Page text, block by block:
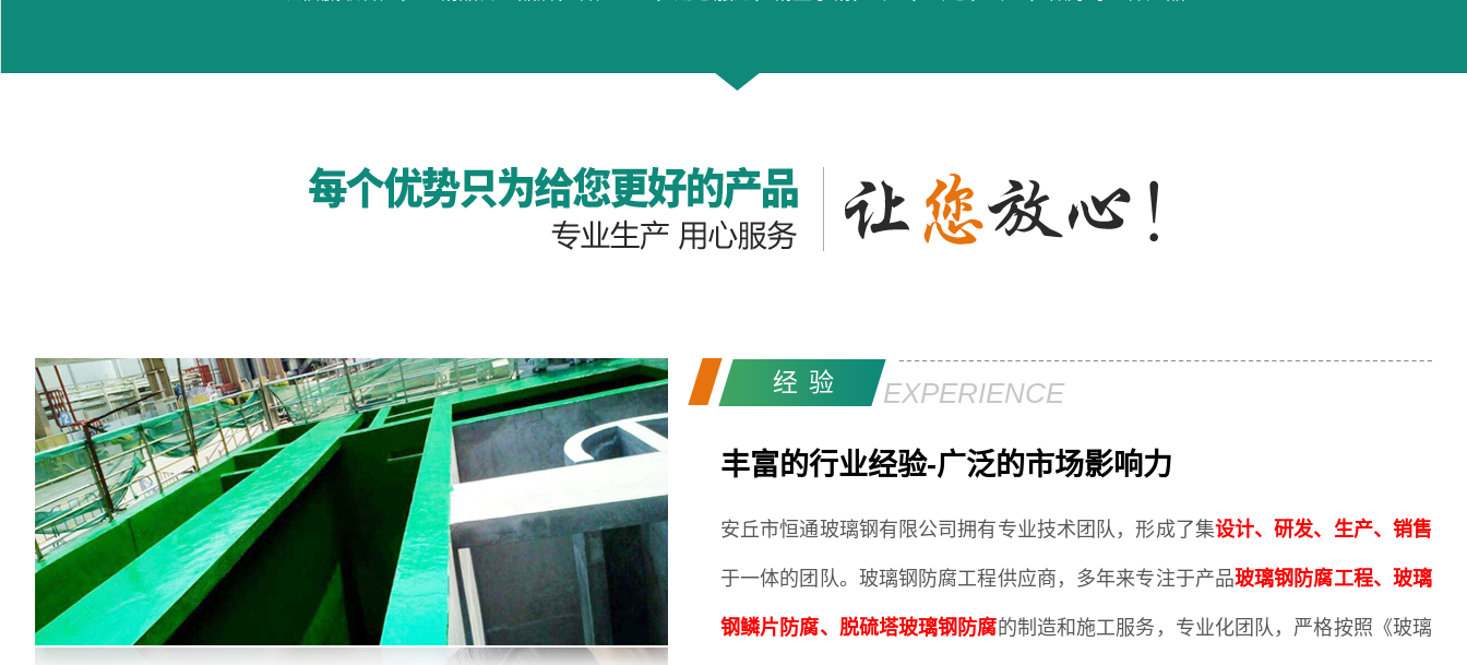
经验 EXPERIENCE
丰富的行业经验-广泛的市场影响力
安丘市恒通玻璃钢有限公司拥有专业技术团队，形成了集设计、研发、生产、销售
于一体的团队。 玻璃钢防腐工程供应商，多年来专注于产品玻璃钢防腐工程、玻璃
钢鳞片防腐、脱硫塔玻璃钢防腐的制造和施工服务，专业化团队，严格按照《玻璃